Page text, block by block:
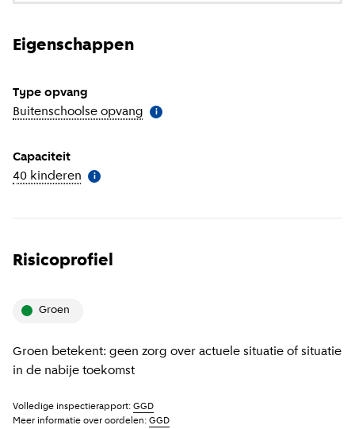
Eigenschappen
Type opvang
Buitenschoolse opvang Meer informatie
i
Capaciteit
40 kinderen Meer informatie
i
Risicoprofiel
groen
Groen betekent: geen zorg over actuele situatie of situatie
in de nabije toekomst
Volledige inspectierapport: GGD
Meer informatie over oordelen: GGD